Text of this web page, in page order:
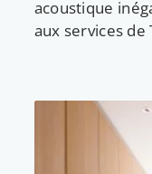
acoustique
aux services de